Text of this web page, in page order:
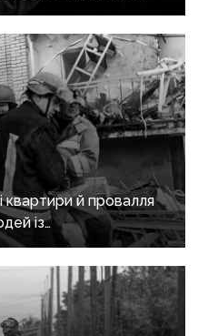
квартири й провалля
із